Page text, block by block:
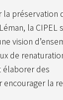
la préservation
la CIPEL
vision
de
élaborer des
la